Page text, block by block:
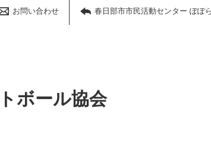
お問い合わせ 春日部市市民活動センター ぽぽ
ボール協会